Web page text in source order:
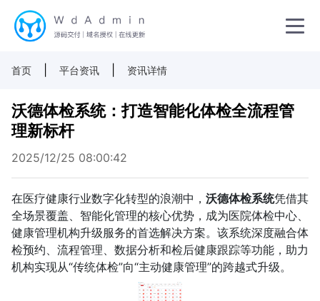
首页 平台资讯 资讯详情
沃德体检系统：打造智能化体检全流程管
理新标杆
2025/12/25 08:00:42
在医疗健康行业数字化转型的浪潮中， 沃德体检系统凭借其
全场景覆盖、智能化管理的核心优势，成为医院体检中心、
健康管理机构升级服务的首选解决方案。该系统深度融合体
检预约、流程管理、数据分析和检后健康跟踪等功能，助力
机构实现从“传统体检”向“主动健康管理”的跨越式升级。